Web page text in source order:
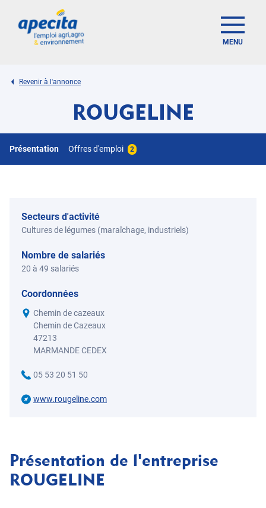
MENU
Revenir à l'annonce
ROUGELINE
Présentation Offres d'emploi 2
Secteurs d'activité
Cultures de légumes (maraîchage, industriels)
Nombre de salariés
20 à 49 salariés
Coordonnées
Chemin de cazeaux
Chemin de Cazeaux
47213
MARMANDE CEDEX
05 53 20 51 50
www.rougeline.com
Présentation de l'entreprise
ROUGELINE